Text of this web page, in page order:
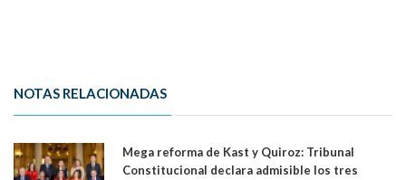
NOTAS RELACIONADAS
Mega reforma de Kast y Quiroz: Tribunal
Constitucional declara admisible los tres